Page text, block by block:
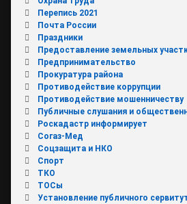
Перепись 2021
Почта России
Праздники
Предоставление земельных
Предпринимательство
Прокуратура района
Противодействие коррупции
Противодействие мошенничеству
Публичные слушания и
Роскадастр информирует
Согаз-Мед
Соцзащита и НКО
Спорт
ТКО
ТОСы
Установление публичного